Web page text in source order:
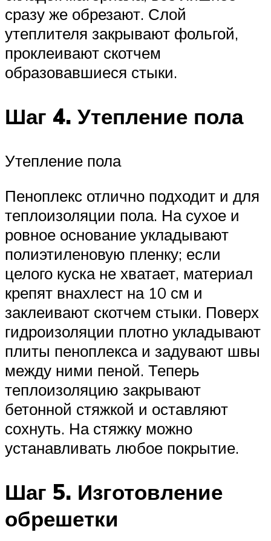
сразу же обрезают. Слой
утеплителя закрывают фольгой,
проклеивают скотчем
образовавшиеся стыки.
Шаг 4. Утепление пола
Утепление пола
Пеноплекс отлично подходит и для
теплоизоляции пола. На сухое и
ровное основание укладывают
полиэтиленовую пленку; если
целого куска не хватает, материал
крепят внахлест на 10 см и
заклеивают скотчем стыки. Поверх
гидроизоляции плотно укладывают
плиты пеноплекса и задувают швы
между ними пеной. Теперь
теплоизоляцию закрывают
бетонной стяжкой и оставляют
сохнуть. На стяжку можно
устанавливать любое покрытие.
Шаг 5. Изготовление
обрешетки